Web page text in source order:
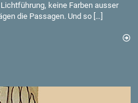
keine Far­ben aus­ser
die Pas­sa­gen. Und so […]